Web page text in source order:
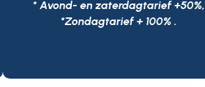
* Avond- en zaterdagtarief +50%,
*Zondagtarief + 100% .